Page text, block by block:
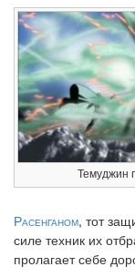
Темуджин
Расенганом, тот
силе техник их
пролагает себе